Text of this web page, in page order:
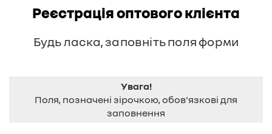
Реєстрація оптового клієнта
Будь ласка, заповніть поля форми
Увага!
Поля, позначені зірочкою, обов'язкові для
заповнення